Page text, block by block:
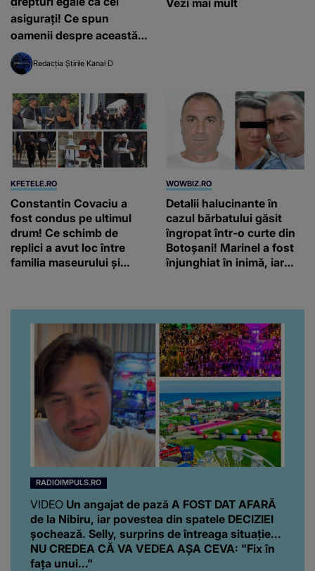
asigurați! Ce spun
oamenii despre această
decizie?
Redacția Știrile Kanal D
Vezi mai mult
KFETELE.RO
Constantin Covaciu a
fost condus pe ultimul
drum! Ce schimb de
replici a avut loc între
familia maseurului și
obrazul.”
WOWBIZ.RO
Detalii halucinante în
cazul bărbatului găsit
îngropat într-o curte din
Botoșani! Marinel a fost
înjunghiat în inimă, iar
RADIOIMPULS.RO
VIDEO Un angajat de pază A FOST DAT AFARĂ
de la Nibiru, iar povestea din spatele DECIZIEI
șochează. Selly, surprins de întreaga situație...
NU CREDEA CĂ VA VEDEA AȘA CEVA: "Fix în
fața unui..."